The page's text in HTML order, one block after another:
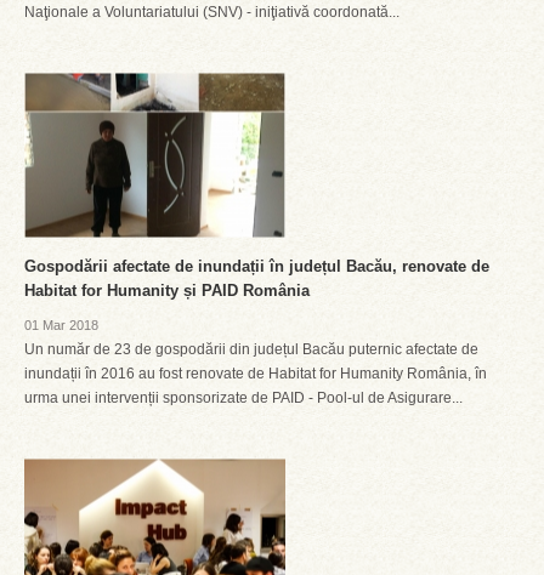
Naţionale a Voluntariatului (SNV) - iniţiativă coordonată...
Gospodării afectate de inundații în județul Bacău, renovate de
Habitat for Humanity și PAID România
01 Mar 2018
Un număr de 23 de gospodării din județul Bacău puternic afectate de
inundații în 2016 au fost renovate de Habitat for Humanity România, în
urma unei intervenții sponsorizate de PAID - Pool-ul de Asigurare...